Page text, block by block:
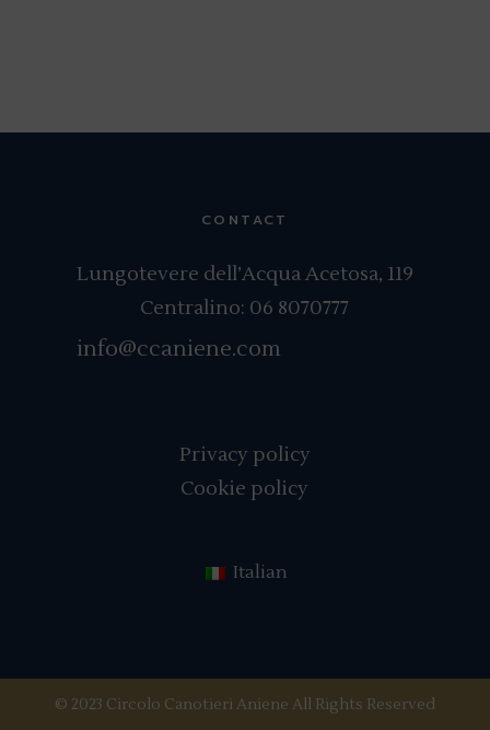
CONTACT
Lungotevere dell’Acqua Acetosa, 119
Centralino: 06 8070777
info@ccaniene.com
Privacy policy
Cookie policy
Italian
© 2023 Circolo Canotieri Aniene All Rights Reserved